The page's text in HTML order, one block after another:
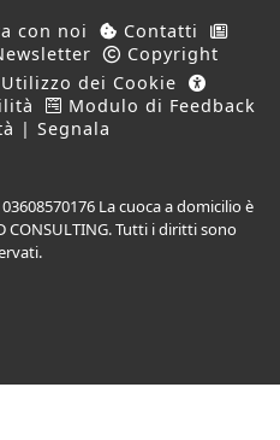
con noi
Contatti
Copyright
Utilizzo dei Cookie
Modulo di Feedback
| Segnala
La cuoca a domicilio è
Tutti i diritti sono